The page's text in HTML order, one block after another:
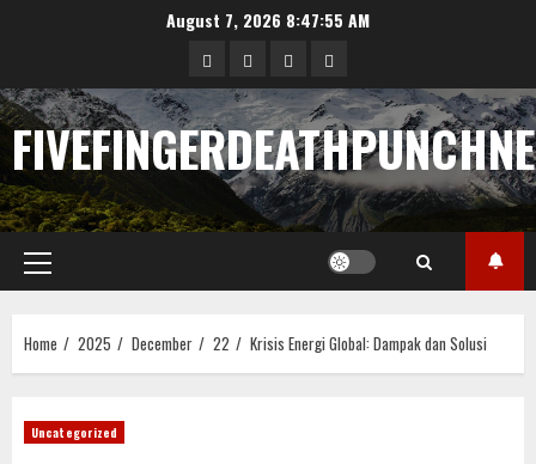
August 7, 2026 8:47:56 AM
Sample
Page
Togeltogel https://
Primary
Menu
Home 2025 December 22 Krisis Energi Global: Dampak dan Solusi
Uncategorized